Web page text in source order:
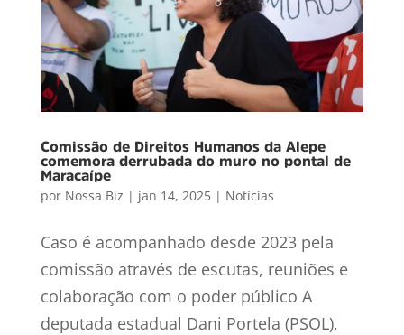
Comissão de Direitos Humanos da Alepe
comemora derrubada do muro no pontal de
Maracaípe
por Nossa Biz | jan 14, 2025| Notícias
Caso é acompanhado desde 2023 pela
comissão através de escutas, reuniões e
colaboração com o poder público A
deputada estadual Dani Portela (PSOL),